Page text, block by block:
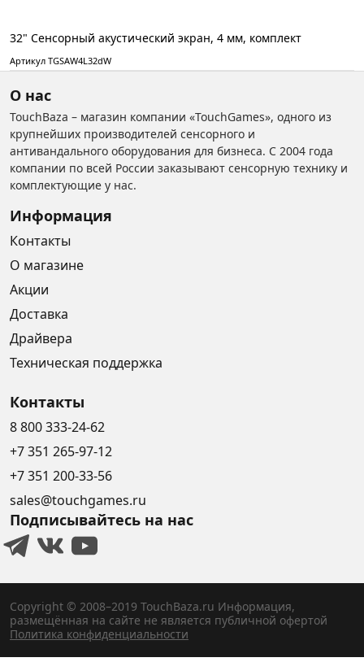
32" Сенсорный акустический экран, 4 мм, комплект
Артикул TGSAW4L32dW
О нас
TouchBaza – магазин компании «TouchGames», одного из
крупнейших производителей сенсорного и
антивандального оборудования для бизнеса. С 2004 года
компании по всей России заказывают сенсорную технику и
комплектующие у нас.
Информация
Контакты
О магазине
Акции
Доставка
Драйвера
Техническая поддержка
Контакты
8 800 333-24-62
+7 351 265-97-12
+7 351 200-33-56
sales@touchgames.ru
Подписывайтесь на нас
Copyright © 2008–2019 TouchBaza.ru Информация,
размещённая на сайте не является публичной офертой
Политика конфиденциальности